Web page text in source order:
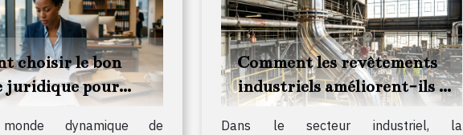
choisir le bon
juridique pour
dynamique de
Comment les revêtements
industriels améliorent-ils la
durabilité des matériaux ?
Dans le secteur industriel, la